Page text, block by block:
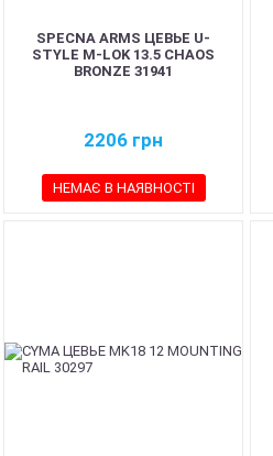
SPECNA ARMS ЦЕВЬЕ U-
STYLE M-LOK 13.5 CHAOS
BRONZE 31941
2206 грн
НЕМАЄ В НАЯВНОСТІ